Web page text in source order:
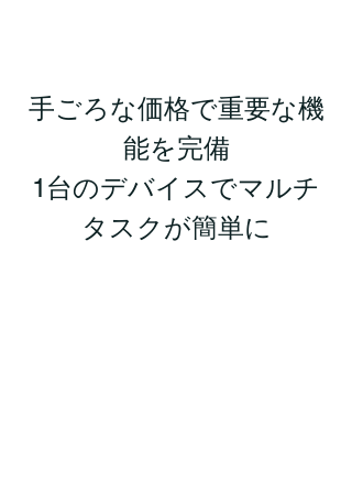
手ごろな価格で重要な機
能を完備
1台のデバイスでマルチ
タスクが簡単に